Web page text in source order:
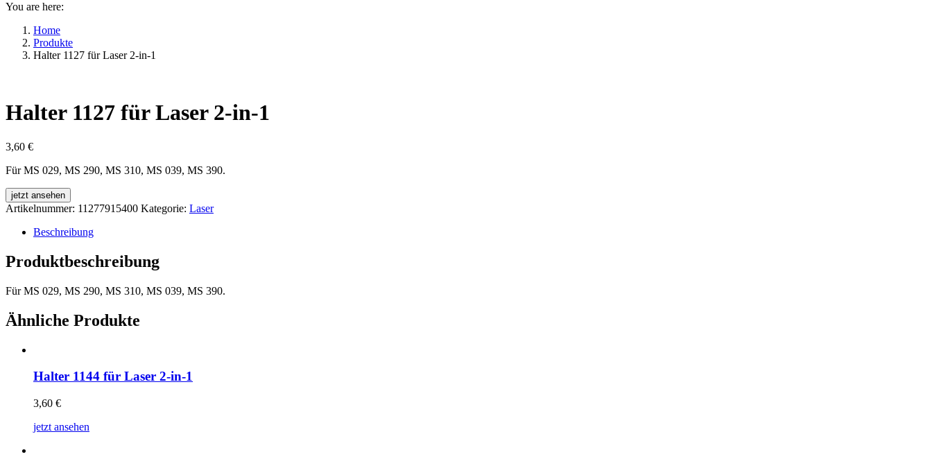
You are here:
Home
Produkte
Halter 1127 für Laser 2-in-1
Halter 1127 für Laser 2-in-1
3,60 €
Für MS 029, MS 290, MS 310, MS 039, MS 390.
jetzt ansehen
Artikelnummer: 11277915400 Kategorie: Laser
Beschreibung
Produktbeschreibung
Für MS 029, MS 290, MS 310, MS 039, MS 390.
Ähnliche Produkte
Halter 1144 für Laser 2-in-1
3,60 €
jetzt ansehen